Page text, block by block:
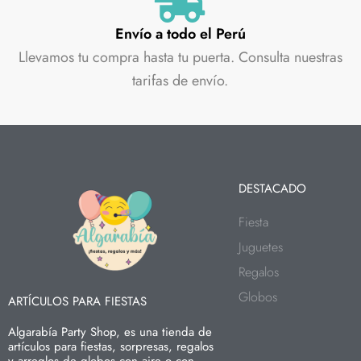
Envío a todo el Perú
Llevamos tu compra hasta tu puerta. Consulta nuestras
tarifas de envío.
ARTÍCULOS PARA FIESTAS
Algarabía Party Shop, es una tienda de
artículos para fiestas, sorpresas, regalos
DESTACADO
Fiesta
Juguetes
Regalos
Globos